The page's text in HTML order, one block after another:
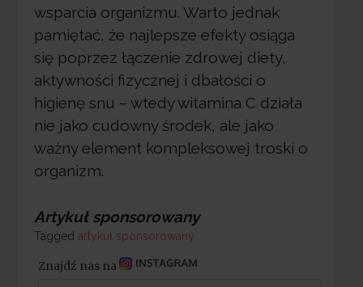
wsparcia organizmu. Warto jednak
pamiętać, że najlepsze efekty osiąga
się poprzez łączenie zdrowej diety,
aktywności fizycznej i dbałości o
higienę snu – wtedy witamina C działa
nie jako cudowny środek, ale jako
ważny element kompleksowej troski o
organizm.
Artykuł sponsorowany
Tagged
Tagged artykuł sponsorowany
Znajdź nas na